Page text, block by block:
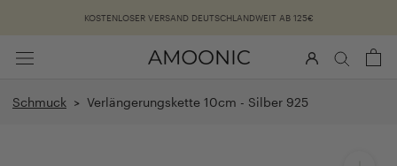
KOSTENLOSER VERSAND DEUTSCHLANDWEIT AB 125€
Schmuck > Verlängerungskette 10cm - Silber 925